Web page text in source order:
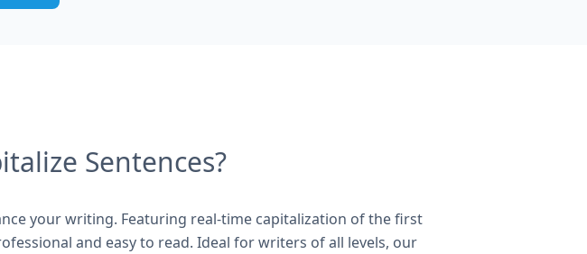
Sentences?
your writing. Featuring real-time capitalization of the first
and easy to read. Ideal for writers of all levels, our